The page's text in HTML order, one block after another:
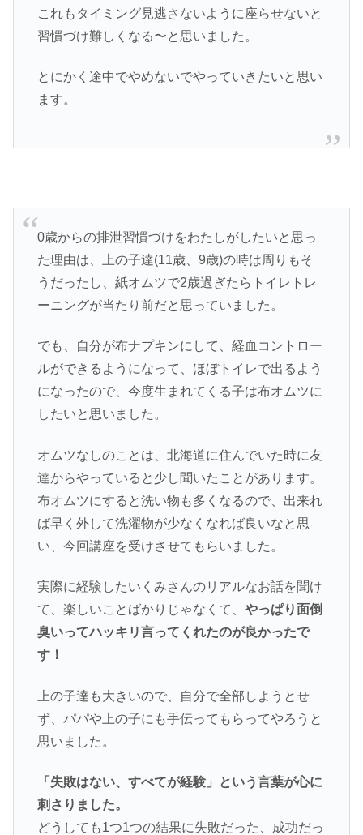
これもタイミング見逃さないように座らせないと
習慣づけ難しくなる〜と思いました。
とにかく途中でやめないでやっていきたいと思い
ます。
0歳からの排泄習慣づけをわたしがしたいと思っ
た理由は、上の子達(11歳、9歳)の時は周りもそ
うだったし、紙オムツで2歳過ぎたらトイレトレ
ーニングが当たり前だと思っていました。
でも、自分が布ナプキンにして、経血コントロー
ルができるようになって、ほぼトイレで出るよう
になったので、今度生まれてくる子は布オムツに
したいと思いました。
オムツなしのことは、北海道に住んでいた時に友
達からやっていると少し聞いたことがあります。
布オムツにすると洗い物も多くなるので、出来れ
ば早く外して洗濯物が少なくなれば良いなと思
い、今回講座を受けさせてもらいました。
実際に経験したいくみさんのリアルなお話を聞け
て、楽しいことばかりじゃなくて、 やっぱり面倒
臭いってハッキリ言ってくれたのが良かったで
す！
上の子達も大きいので、自分で全部しようとせ
ず、パパや上の子にも手伝ってもらってやろうと
思いました。
「失敗はない、すべてが経験」という言葉が心に
刺さりました。
どうしても1つ1つの結果に失敗だった、成功だっ